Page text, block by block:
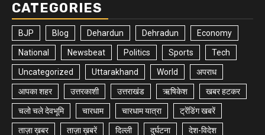
CATEGORIES
BJP Blog Dehardun Dehradun Economy
National Newsbeat Politics Sports Tech
Uncategorized Uttarakhand World अपराध
आपका शहर उत्तरकाशी उत्तराखंड ऋषिकेश खबर हटकर
चलो चले देवभूमि चारधाम चारधाम यात्रा ट्रेंडिंग खबरें
ताज़ा ख़बर ताज़ा ख़बरें दिल्ली दुर्घटना देश-विदेश